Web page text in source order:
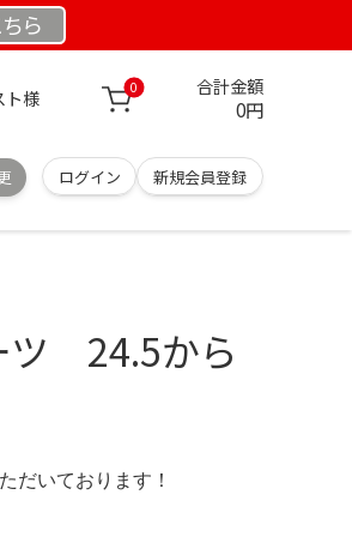
ら
ト様 0 合計金額
0円
ログイン 新規会員登録
ツ 24.5から
だいております！